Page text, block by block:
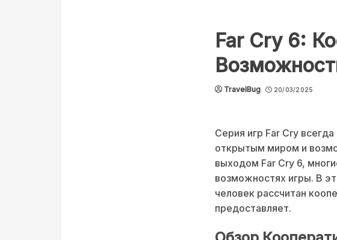
Far Cry 6:
TravelBug 20/03/2025
Серия игр Far Cry
открытым миром и
выходом Far Cry 6,
возможностях игры. В
человек рассчитан
предоставляет.